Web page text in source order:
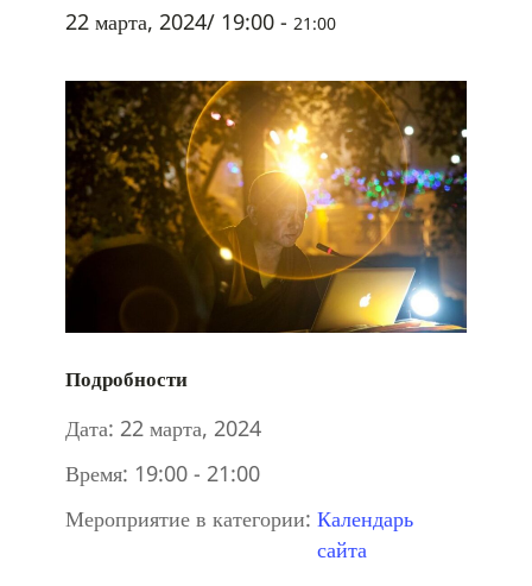
22 марта, 2024/ 19:00 - 21:00
Подробности
Дата: 22 марта, 2024
Время: 19:00 - 21:00
Мероприятие в категории: Календарь
сайта